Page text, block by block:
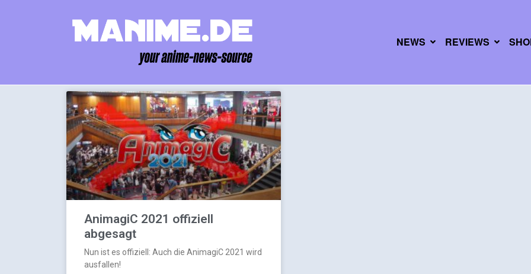
NEWS REVIEWS
AnimagiC 2021 offiziell
abgesagt
Nun ist es offiziell: Auch die AnimagiC 2021 wird
ausfallen!